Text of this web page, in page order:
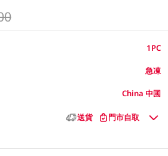
1PC
急凍
China 中國
送貨 門市自取